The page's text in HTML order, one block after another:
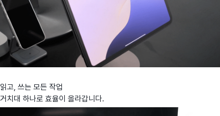
읽고, 쓰는 모든 작업
거치대 하나로 효율이 올라갑니다.